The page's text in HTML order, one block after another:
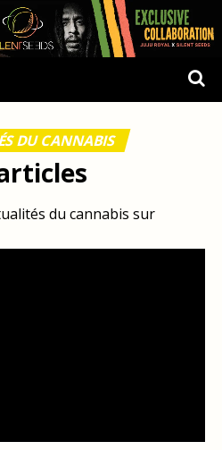
DU CANNABIS
du cannabis sur